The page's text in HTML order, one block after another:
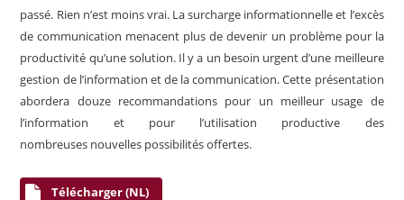
passé. Rien n’est moins vrai. La surcharge informationnelle et l’excès
de communication menacent plus de devenir un problème pour la
productivité qu’une solution. Il y a un besoin urgent d’une meilleure
gestion de l’information et de la communication. Cette présentation
abordera douze recommandations pour un meilleur usage de
l’information et pour l’utilisation productive des
nombreuses nouvelles possibilités offertes.
Télécharger (NL)